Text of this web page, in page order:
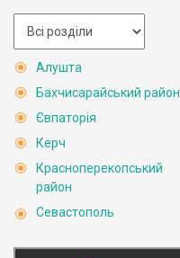
Алушта
Бахчисарайський район
Євпаторія
Керч
Красноперекопський
район
Севастополь